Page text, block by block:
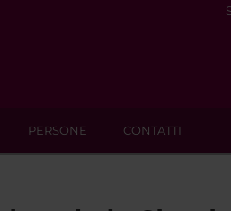
PERSONE CONTATTI